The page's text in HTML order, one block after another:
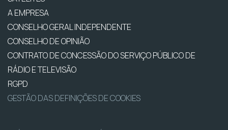
A EMPRESA
CONSELHO GERAL INDEPENDENTE
CONSELHO DE OPINIÃO
CONTRATO DE CONCESSÃO DO SERVIÇO PÚBLICO DE
RÁDIO E TELEVISÃO
RGPD
GESTÃO DAS DEFINIÇÕES DE COOKIES